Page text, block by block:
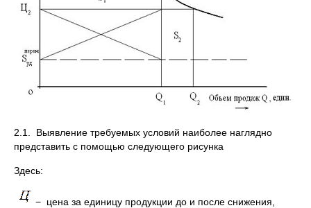
2.1. Выявление требуемых условий наиболее наглядно
представить с помощью следующего рисунка
Здесь:
− цена за единицу продукции до и после снижения,